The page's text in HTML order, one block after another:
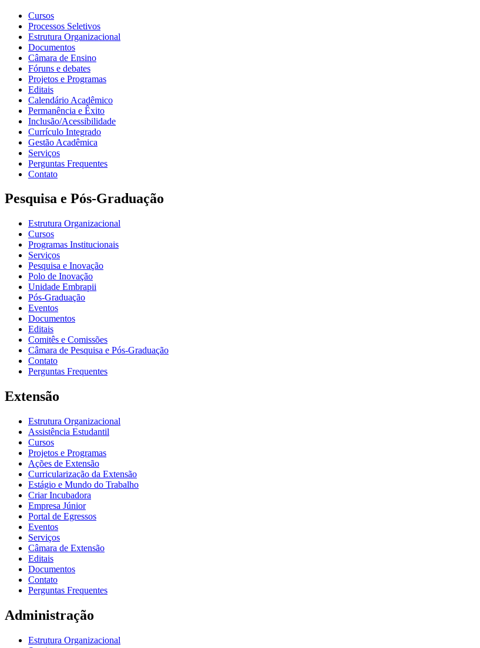
Cursos
Processos Seletivos
Estrutura Organizacional
Documentos
Câmara de Ensino
Fóruns e debates
Projetos e Programas
Editais
Calendário Acadêmico
Permanência e Êxito
Inclusão/Acessibilidade
Currículo Integrado
Gestão Acadêmica
Serviços
Perguntas Frequentes
Contato
Pesquisa e Pós-Graduação
Estrutura Organizacional
Cursos
Programas Institucionais
Serviços
Pesquisa e Inovação
Polo de Inovação
Unidade Embrapii
Pós-Graduação
Eventos
Documentos
Editais
Comitês e Comissões
Câmara de Pesquisa e Pós-Graduação
Contato
Perguntas Frequentes
Extensão
Estrutura Organizacional
Assistência Estudantil
Cursos
Projetos e Programas
Ações de Extensão
Curricularização da Extensão
Estágio e Mundo do Trabalho
Criar Incubadora
Empresa Júnior
Portal de Egressos
Eventos
Serviços
Câmara de Extensão
Editais
Documentos
Contato
Perguntas Frequentes
Administração
Estrutura Organizacional